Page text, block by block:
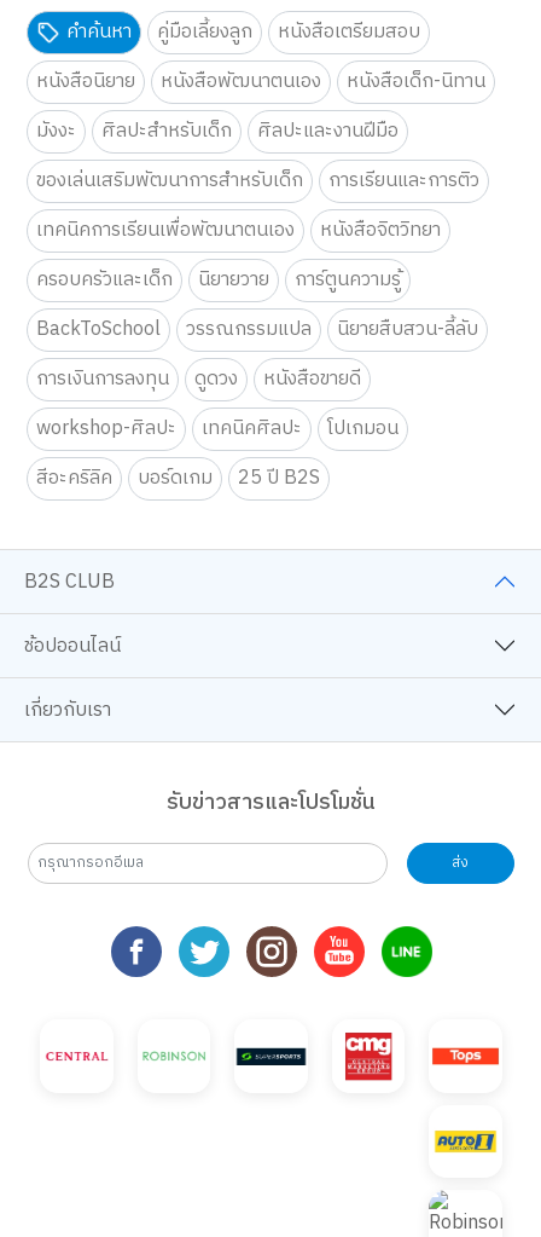
คำค้นหา คู่มือเลี้ยงลูก
หนังสือเตรียมสอบ
หนังสือนิยาย
หนังสือพัฒนาตนเอง
หนังสือเด็ก-นิทาน
มังงะ
ศิลปะสำหรับเด็ก
ศิลปะและงานฝีมือ
ของเล่นเสริมพัฒนาการสำหรับเด็ก
การเรียนและการติว
เทคนิคการเรียนเพื่อพัฒนาตนเอง
หนังสือจิตวิทยา
ครอบครัวและเด็ก
นิยายวาย
การ์ตูนความรู้
BackToSchool
วรรณกรรมแปล
นิยายสืบสวน-ลี้ลับ
การเงินการลงทุน
ดูดวง
หนังสือขายดี
workshop-ศิลปะ
เทคนิคศิลปะ
โปเกมอน
สีอะคริลิค
บอร์ดเกม 25 ปี B2S
B2S CLUB
ช้อปออนไลน์
เกี่ยวกับเรา
รับข่าวสารและโปรโมชั่น
ส่ง